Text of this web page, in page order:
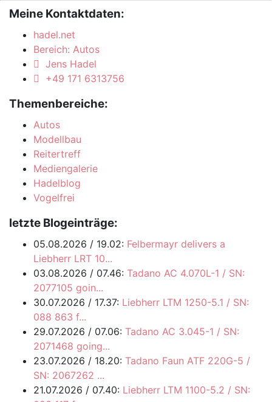
Meine Kontaktdaten:
hadel.net
Bereich: Autos
Jens Hadel
+49 171 6313756
Themenbereiche:
Autos
Modellbau
Reitertreff
Mediengalerie
Hadelblog
Vogelfrei
letzte Blogeinträge:
05.08.2026 / 19.02: Felbermayr delivers a
Liebherr LRT 10...
03.08.2026 / 07.46: Tadano AC 4.070L-1 / SN:
2077105 goin...
30.07.2026 / 17.37: Liebherr LTM 1250-5.1 / SN:
088 863 f...
29.07.2026 / 07.06: Tadano AC 3.045-1 / SN:
2071468 going...
23.07.2026 / 18.20: Tadano Faun ATF 220G-5 /
SN: 2067262 ...
21.07.2026 / 07.40: Liebherr LTM 1100-5.2 / SN: